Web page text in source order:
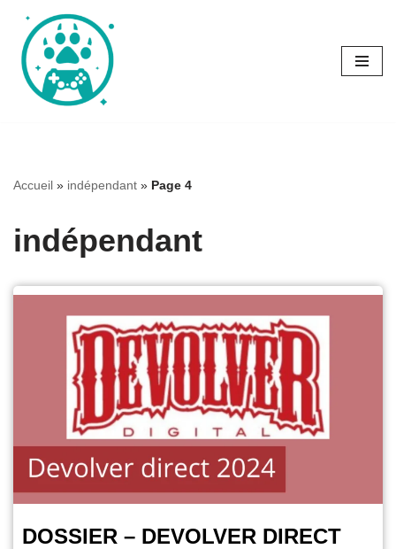
Aller
au
contenu
Accueil » indépendant » Page 4
indépendant
DOSSIER – DEVOLVER DIRECT